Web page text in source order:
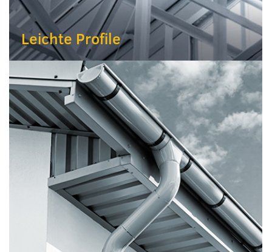
Leichte Profile